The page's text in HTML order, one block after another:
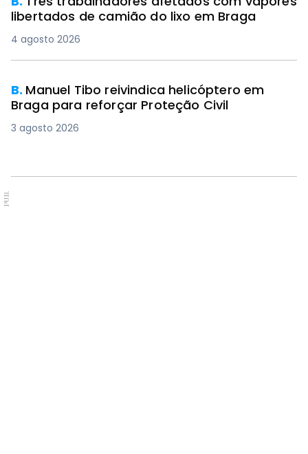
libertados de camião do lixo em Braga
4 agosto 2026
B. Manuel Tibo reivindica helicóptero em
Braga para reforçar Proteção Civil
3 agosto 2026
PUB.